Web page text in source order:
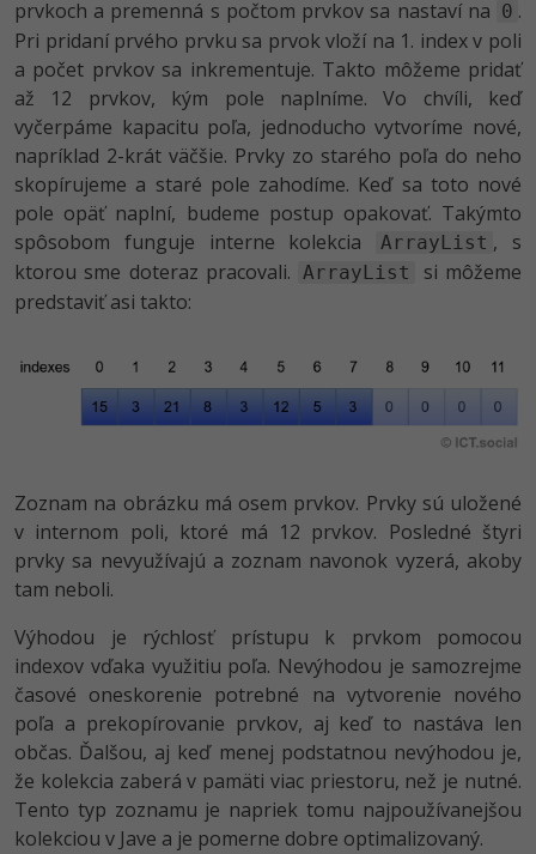
prvkoch a premenná s počtom prvkov sa nastaví na 0 .
Pri pridaní prvého prvku sa prvok vloží na 1. index v poli
a počet prvkov sa inkrementuje. Takto môžeme pridať
až 12 prvkov, kým pole naplníme. Vo chvíli, keď
vyčerpáme kapacitu poľa, jednoducho vytvoríme nové,
napríklad 2-krát väčšie. Prvky zo starého poľa do neho
skopírujeme a staré pole zahodíme. Keď sa toto nové
pole opäť naplní, budeme postup opakovať. Takýmto
spôsobom funguje interne kolekcia
ArrayList , s
ktorou sme doteraz pracovali. ArrayList
si môžeme
predstaviť asi takto:
Zoznam na obrázku má osem prvkov. Prvky sú uložené
v internom poli, ktoré má 12 prvkov. Posledné štyri
prvky sa nevyužívajú a zoznam navonok vyzerá, akoby
tam neboli.
Výhodou je rýchlosť prístupu k prvkom pomocou
indexov vďaka využitiu poľa. Nevýhodou je samozrejme
časové oneskorenie potrebné na vytvorenie nového
poľa a prekopírovanie prvkov, aj keď to nastáva len
občas. Ďalšou, aj keď menej podstatnou nevýhodou je,
že kolekcia zaberá v pamäti viac priestoru, než je nutné.
Tento typ zoznamu je napriek tomu najpoužívanejšou
kolekciou v Jave a je pomerne dobre optimalizovaný.